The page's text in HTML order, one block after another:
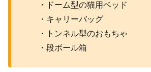
・ドーム型の猫用ベッド
・キャリーバッグ
・トンネル型のおもちゃ
・段ボール箱